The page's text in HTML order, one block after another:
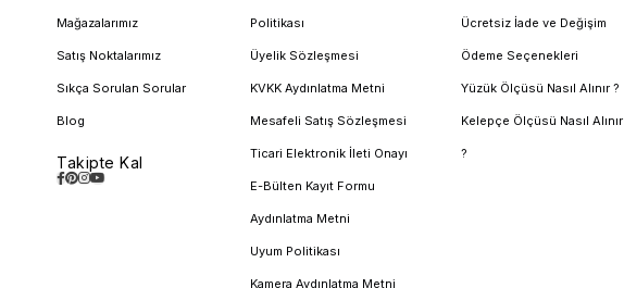
Mağazalarımız
Satış Noktalarımız
Sıkça Sorulan Sorular
Blog
Takipte Kal
Politikası
Üyelik Sözleşmesi
KVKK Aydınlatma Metni
Mesafeli Satış Sözleşmesi
Ticari Elektronik İleti Onayı
E-Bülten Kayıt Formu
Aydınlatma Metni
Uyum Politikası
Kamera Aydınlatma Metni
Ücretsiz İade ve Değişim
Ödeme Seçenekleri
Yüzük Ölçüsü Nasıl Alınır ?
Kelepçe Ölçüsü Nasıl Alınır
?